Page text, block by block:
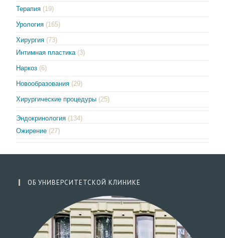
Терапия (19)
Урология (165)
Хирургия (73)
Интимная пластика (3)
Наркоз (6)
Новообразования (29)
Хирургические процедуры (25)
Эндокринология (134)
Ожирение (27)
ОБ УНИВЕРСИТЕТСКОЙ КЛИНИКЕ